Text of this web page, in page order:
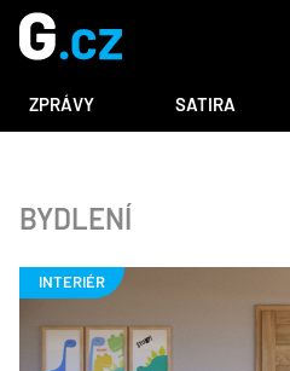
ZPRÁVY SATIRA
BYDLENÍ